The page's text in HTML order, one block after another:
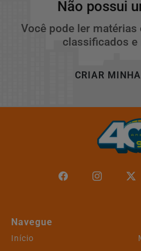
Não possui
Você pode ler
classificados
CRIAR
Navegue
Início